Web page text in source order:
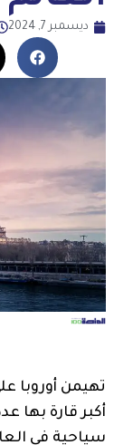
ديسمبر 7, 2024
أكبر قارة بها